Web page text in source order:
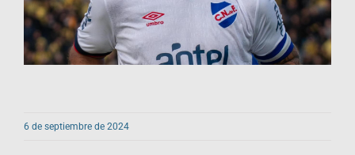
6 de septiembre de 2024